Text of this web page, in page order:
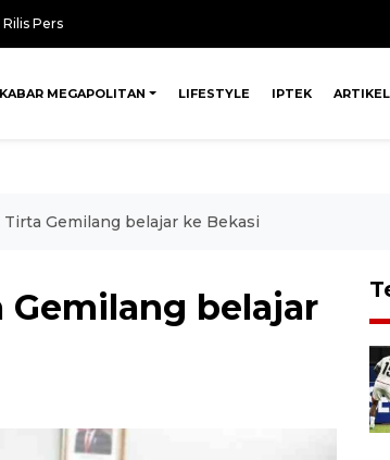
Rilis Pers
KABAR MEGAPOLITAN LIFESTYLE IPTEK ARTIKEL
Tirta Gemilang belajar ke Bekasi
Gemilang belajar